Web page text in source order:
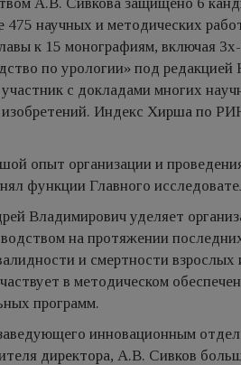
научных и методических
к 15 монографиям, включая
по урологии» под
с докладами многих
изо­бретений. Индекс Хирша по
опыт организации и
функции Главного
Владимирович уделяет
на протяжении
и смертности
в методическом
программ.
инновационным
директора, А.В. Сивков